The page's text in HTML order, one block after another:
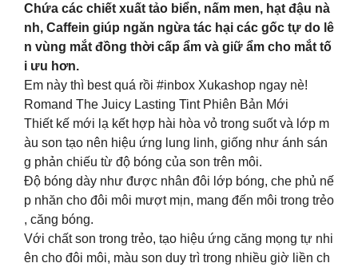
Chứa các chiết xuất tảo biển, nấm men, hạt đậu nà
nh, Caffein giúp ngăn ngừa tác hại các gốc tự do lê
n vùng mắt đồng thời cấp ẩm và giữ ẩm cho mắt tố
i ưu hơn.
Em này thì best quá rồi #inbox Xukashop ngay nè!
Romand The Juicy Lasting Tint Phiên Bản Mới
Thiết kế mới lạ kết hợp hài hòa vỏ trong suốt và lớp m
àu son tạo nên hiệu ứng lung linh, giống như ánh sán
g phản chiếu từ độ bóng của son trên môi.
Độ bóng dày như được nhân đôi lớp bóng, che phủ nế
p nhăn cho đôi môi mượt mịn, mang đến môi trong trẻo
, căng bóng.
Với chất son trong trẻo, tạo hiệu ứng căng mọng tự nhi
ên cho đôi môi, màu son duy trì trong nhiều giờ liền ch